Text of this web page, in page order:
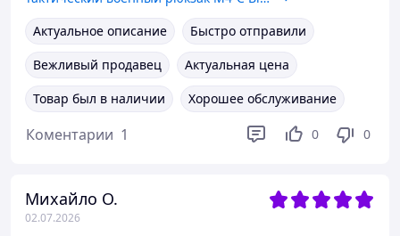
Актуальное описание
Быстро отправили
Вежливый продавец
Актуальная цена
Товар был в наличии
Хорошее обслуживание
Коментарии 1 0 0
Михайло О.
02.07.2026